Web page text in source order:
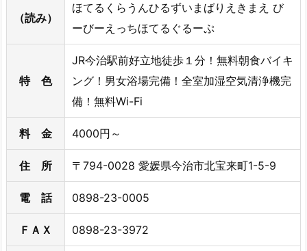
（読み）
ほてるくらうんひるずいまばりえきまえ び
ーびーえっちほてるぐるーぷ
特 色
JR今治駅前好立地徒歩１分！無料朝食バイキ
ング！男女浴場完備！全室加湿空気清浄機完
備！無料Wi-Fi
料 金 4000円～
住 所 〒794-0028 愛媛県今治市北宝来町1-5-9
電 話 0898-23-0005
ＦＡＸ 0898-23-3972